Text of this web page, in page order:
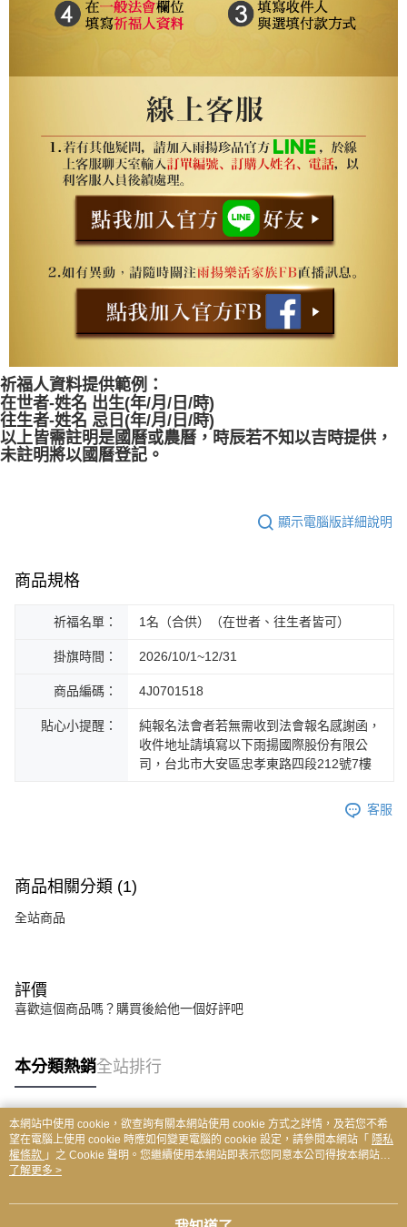
祈福人資料提供範例：
在世者-姓名 出生(年/月/日/時)
往生者-姓名 忌日(年/月/日/時)
以上皆需註明是國曆或農曆，時辰若不知以吉時提供，
未註明將以國曆登記。
顯示電腦版詳細說明
商品規格
祈福名單： 1名（合供）（在世者、往生者皆可）
掛旗時間： 2026/10/1~12/31
商品編碼： 4J0701518
貼心小提醒：
純報名法會者若無需收到法會報名感謝函，
收件地址請填寫以下雨揚國際股份有限公
司，台北市大安區忠孝東路四段212號7樓
客服
商品相關分類 (1)
全站商品
評價
喜歡這個商品嗎？購買後給他一個好評吧
本分類熱銷全站排行
熱門標籤
本網站中使用 cookie，欲查詢有關本網站使用 cookie 方式之詳情，及若您不希
望在電腦上使用 cookie 時應如何變更電腦的 cookie 設定，請參閱本網站「 隱私
權條款 」之 Cookie 聲明。您繼續使用本網站即表示您同意本公司得按本網站使
用條款之 Cookie 聲明使用 cookie。
了解更多 >